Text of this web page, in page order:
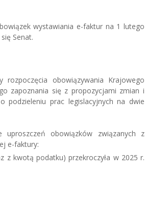
wystawiania e-faktur na 1 lutego
Senat.
rozpoczęcia obowiązywania Krajowego
zapoznania się z propozycjami zmian i
podzieleniu prac legislacyjnych na dwie
uproszczeń obowiązków związanych z
e-faktury:
z kwotą podatku) przekroczyła w 2025 r.